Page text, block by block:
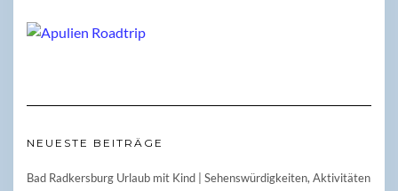
NEUESTE BEITRÄGE
Bad Radkersburg Urlaub mit Kind | Sehenswürdigkeiten, Aktivitäten